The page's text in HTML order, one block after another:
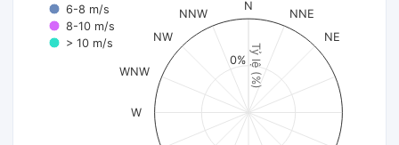
Tỷ lệ (%)
6-8 m/s
8-10 m/s
> 10 m/s
N
NNE
NE
W
WNW
NW
NNW
0%